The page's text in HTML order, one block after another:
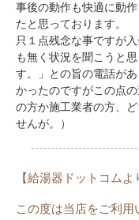
事後の動作も快適に動
たと思っております。
只１点残念な事ですが
も無く状況を聞こうと
す。」との旨の電話が
かったのですがこの点
の方か施工業者の方、
せんが。）
【給湯器ドットコムよ
この度は当店をご利用